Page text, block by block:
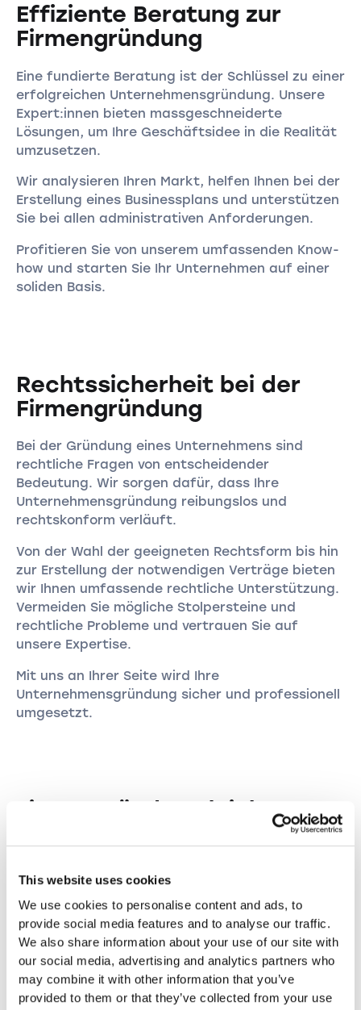
This website uses cookies
We use cookies to personalise content and ads, to
provide social media features and to analyse our traffic.
We also share information about your use of our site with
our social media, advertising and analytics partners who
may combine it with other information that you’ve
provided to them or that they’ve collected from your use
Effiziente Beratung zur
Firmengründung
Eine fundierte Beratung ist der Schlüssel zu einer
erfolgreichen Unternehmensgründung. Unsere
Expert:innen bieten massgeschneiderte
Lösungen, um Ihre Geschäftsidee in die Realität
umzusetzen.
Wir analysieren Ihren Markt, helfen Ihnen bei der
Erstellung eines Businessplans und unterstützen
Sie bei allen administrativen Anforderungen.
Profitieren Sie von unserem umfassenden Know-
how und starten Sie Ihr Unternehmen auf einer
soliden Basis.
Rechtssicherheit bei der
Firmengründung
Bei der Gründung eines Unternehmens sind
rechtliche Fragen von entscheidender
Bedeutung. Wir sorgen dafür, dass Ihre
Unternehmensgründung reibungslos und
rechtskonform verläuft.
Von der Wahl der geeigneten Rechtsform bis hin
zur Erstellung der notwendigen Verträge bieten
wir Ihnen umfassende rechtliche Unterstützung.
Vermeiden Sie mögliche Stolpersteine und
rechtliche Probleme und vertrauen Sie auf
unsere Expertise.
Mit uns an Ihrer Seite wird Ihre
Unternehmensgründung sicher und professionell
umgesetzt.
Firmengründung leicht
Die Gründung eines Unternehmens muss nicht
kompliziert sein. Mit unseren
benutzerfreundlichen Tools und Dienstleistungen
wird der Gründungsprozess zum Kinderspiel. Wir
bieten Ihnen eine strukturierte und einfache
Vorgehensweise, um alle notwendigen Schritte
effizient zu erledigen.